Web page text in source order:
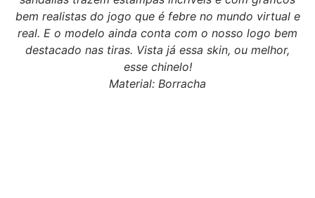
bem realistas do jogo que é febre no mundo virtual e
real. E o modelo ainda conta com o nosso logo bem
destacado nas tiras. Vista já essa skin, ou melhor,
esse chinelo!
Material: Borracha